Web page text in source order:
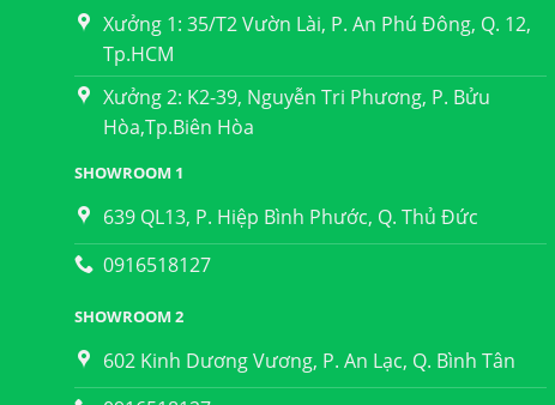
Xưởng 1: 35/T2 Vườn Lài, P. An Phú Đông, Q. 12,
Tp.HCM
Xưởng 2: K2-39, Nguyễn Tri Phương, P. Bửu
Hòa,Tp.Biên Hòa
SHOWROOM 1
639 QL13, P. Hiệp Bình Phước, Q. Thủ Đức
0916518127
SHOWROOM 2
602 Kinh Dương Vương, P. An Lạc, Q. Bình Tân